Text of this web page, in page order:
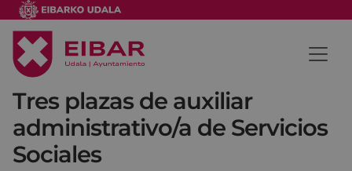
Tres plazas de auxiliar
administrativo/a de Servicios
Sociales